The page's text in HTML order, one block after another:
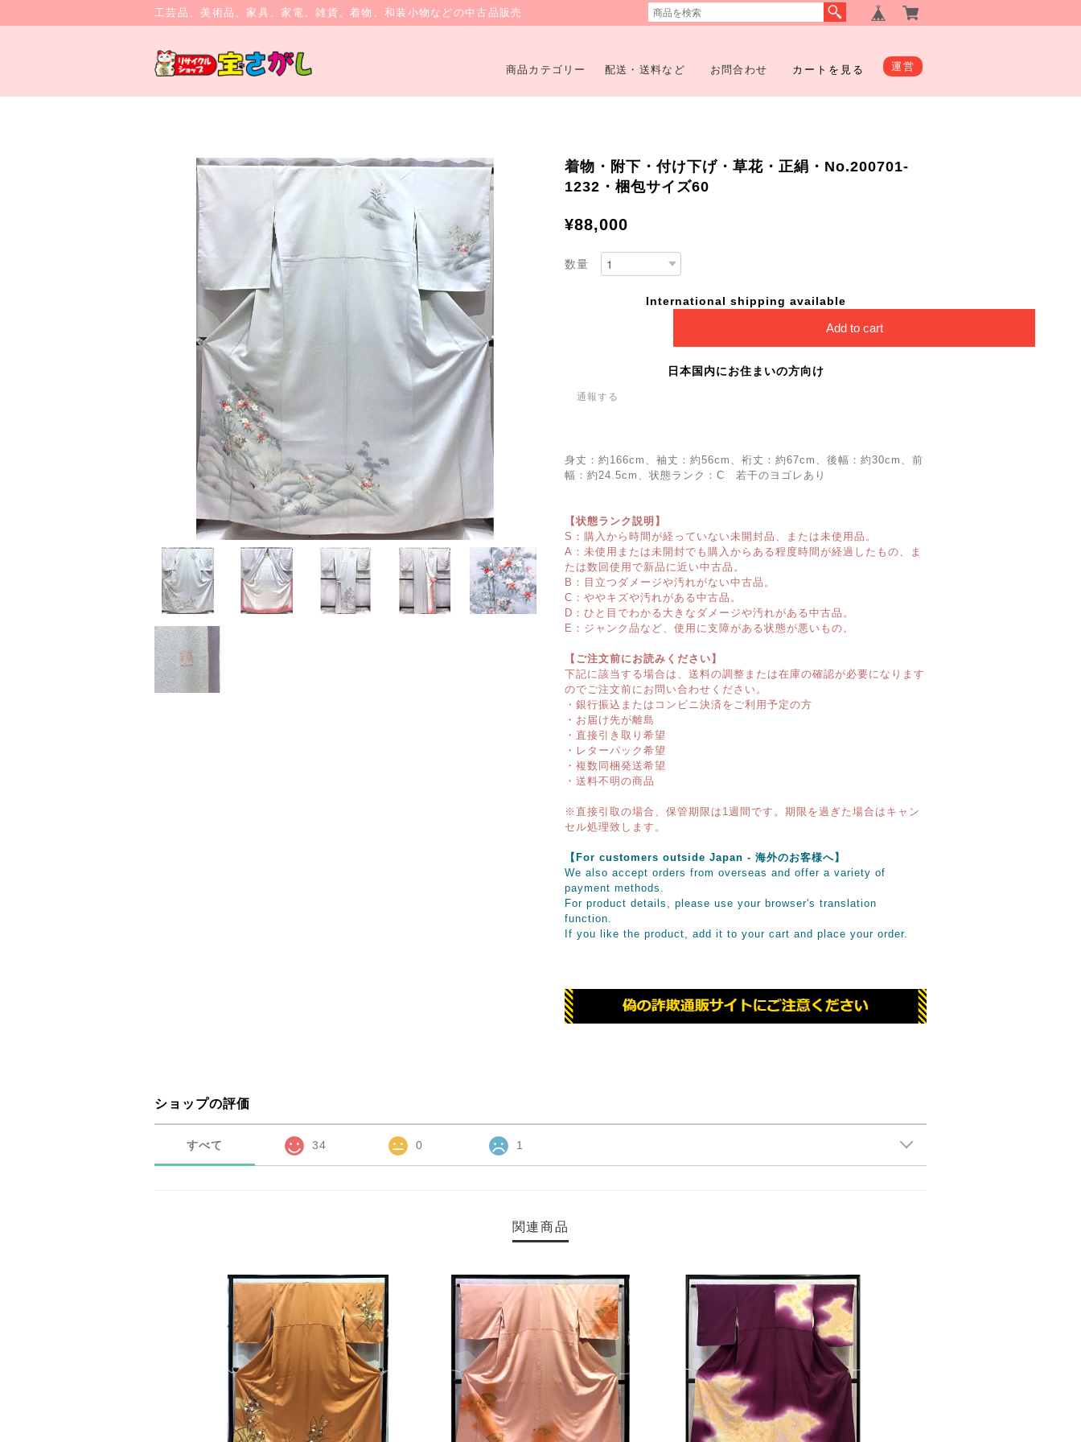
工芸品、美術品、家具、家電、雑貨、着物、和装小物などの中古品販売
商品カテゴリー 配送・送料など お問合わせ カートを見る 運営
着物・附下・付け下げ・草花・正絹・No.200701-
1232・梱包サイズ60
¥88,000
数量
International shipping available
Add to cart
日本国内にお住まいの方向け
通報する
身丈：約166cm、袖丈：約56cm、裄丈：約67cm、後幅：約30cm、前
幅：約24.5cm、状態ランク：C 若干のヨゴレあり
【状態ランク説明】
S：購入から時間が経っていない未開封品、または未使用品。
A：未使用または未開封でも購入からある程度時間が経過したもの、ま
たは数回使用で新品に近い中古品。
B：目立つダメージや汚れがない中古品。
C：ややキズや汚れがある中古品。
D：ひと目でわかる大きなダメージや汚れがある中古品。
E：ジャンク品など、使用に支障がある状態が悪いもの。
【ご注文前にお読みください】
下記に該当する場合は、送料の調整または在庫の確認が必要になります
のでご注文前にお問い合わせください。
・銀行振込またはコンビニ決済をご利用予定の方
・お届け先が離島
・直接引き取り希望
・レターパック希望
・複数同梱発送希望
・送料不明の商品
※直接引取の場合、保管期限は1週間です。期限を過ぎた場合はキャン
セル処理致します。
【For customers outside Japan - 海外のお客様へ】
We also accept orders from overseas and offer a variety of
payment methods.
For product details, please use your browser's translation
function.
If you like the product, add it to your cart and place your order.
ショップの評価
すべて 34 0 1
関連商品